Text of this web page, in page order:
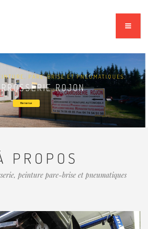
PARE-BRISE ET PNEUMATIQUES.
ROJON
Bienvenue
PROPOS
peinture pare-brise et pneumatiques